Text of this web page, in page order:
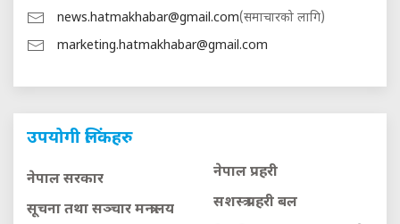
news.hatmakhabar@gmail.com(समाचारको लागि)
marketing.hatmakhabar@gmail.com
उपयोगी लिंकहरु
नेपाल सरकार
सूचना तथा सञ्चार मन्त्रालय
नेपाल प्रहरी
सशस्त्र प्रहरी बल